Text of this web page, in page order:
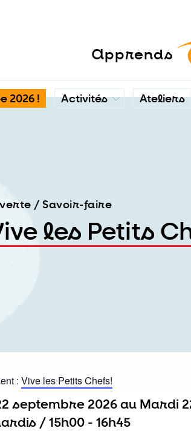
apprends
2026 ! Activités Ateliers
/ Savoir-faire
les Petits
: Vive les Petits Chefs!
septembre 2026 au
mardi
/ 15h00 - 16h45